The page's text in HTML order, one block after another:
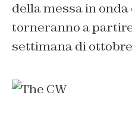
della messa in onda
torneranno a
settimana di